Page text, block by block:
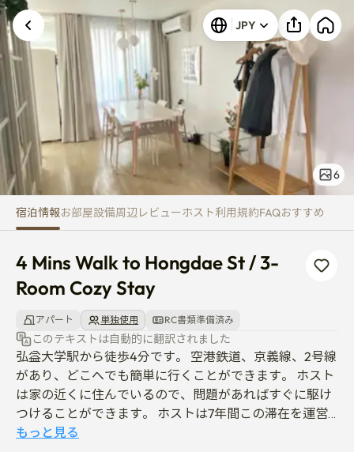
4 Mins Walk to Hongdae St / 3-
JPY
6
宿泊情報お部屋設備周辺 レビューホスト利用規約FAQおすすめ
4 Mins Walk to Hongdae St / 3-
Room Cozy Stay
アパート 単独使用 RC書類準備済み
このテキストは自動的に翻訳されました
弘益大学駅から徒歩4分です。 空港鉄道、京義線、2号線
があり、どこへでも簡単に行くことができます。 ホスト
は家の近くに住んでいるので、問題があればすぐに駆け
つけることができます。 ホストは7年間この滞在を運営
しています。 私は多くの交換留学生に会いました。 私は
もっと見る